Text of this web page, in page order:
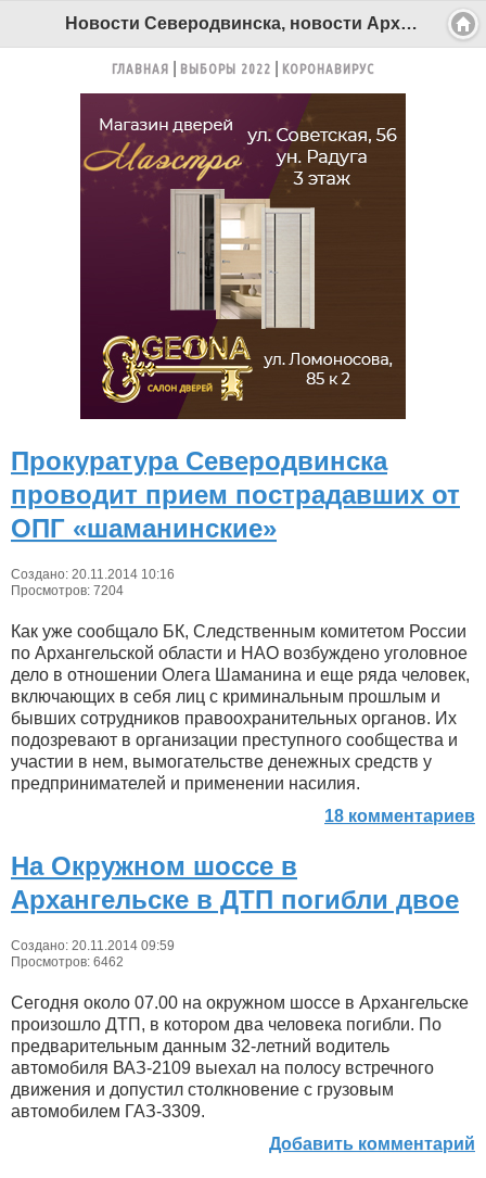
Новости Северодвинска, новости Архангельска - Беломорканал Северодвинск tv29.ru
ГЛАВНАЯ ВЫБОРЫ 2022 КОРОНАВИРУС
Прокуратура Северодвинска
проводит прием пострадавших от
ОПГ «шаманинские»
Создано: 20.11.2014 10:16
Просмотров: 7204
Как уже сообщало БК, Следственным комитетом России
по Архангельской области и НАО возбуждено уголовное
дело в отношении Олега Шаманина и еще ряда человек,
включающих в себя лиц с криминальным прошлым и
бывших сотрудников правоохранительных органов. Их
подозревают в организации преступного сообщества и
участии в нем, вымогательстве денежных средств у
предпринимателей и применении насилия.
18 комментариев
На Окружном шоссе в
Архангельске в ДТП погибли двое
Создано: 20.11.2014 09:59
Просмотров: 6462
Сегодня около 07.00 на окружном шоссе в Архангельске
произошло ДТП, в котором два человека погибли. По
предварительным данным 32-летний водитель
автомобиля ВАЗ-2109 выехал на полосу встречного
движения и допустил столкновение с грузовым
автомобилем ГАЗ-3309.
Добавить комментарий